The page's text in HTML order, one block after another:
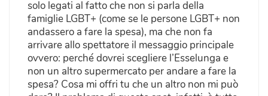
solo legati al fatto che non si parla della
famiglie LGBT+ (come se le persone LGBT+ non
andassero a fare la spesa), ma che non fa
arrivare allo spettatore il messaggio principale
ovvero: perché dovrei scegliere l’Esselunga e
non un altro supermercato per andare a fare la
spesa? Cosa mi offri tu che un altro non mi può